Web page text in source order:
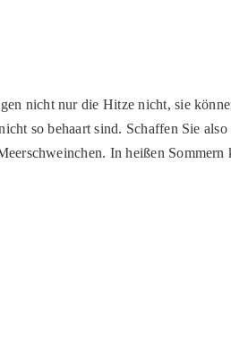
nicht nur die Hitze nicht, sie
so behaart sind. Schaffen Sie
In heißen